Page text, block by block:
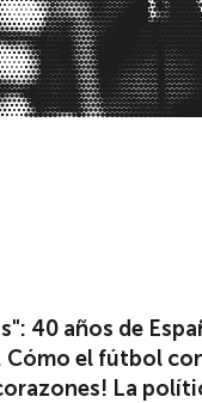
40 años de
Cómo el fútbol
La